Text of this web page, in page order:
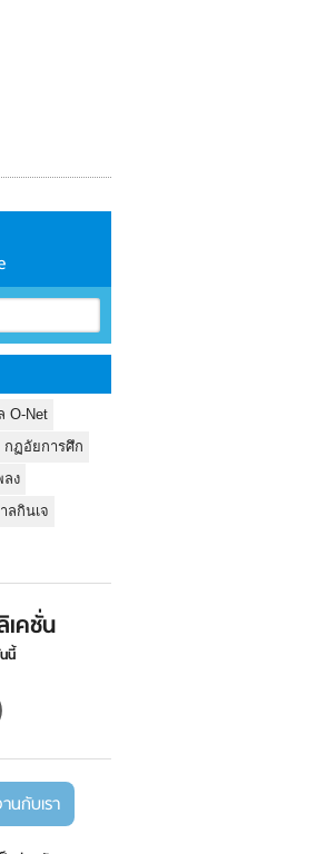
O-Net
กฏอัยการศึก
ลง
ลกินเจ
คชั่น
นี้
นกับเรา